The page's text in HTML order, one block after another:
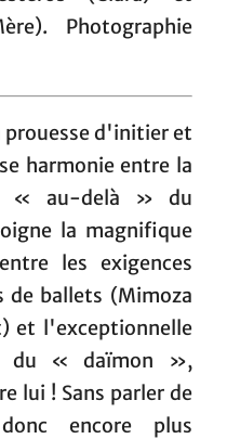
Photographie
prouesse d'initier et
harmonie entre la
« au-delà » du
la magnifique
les exigences
de ballets (Mimoza
et l'exceptionnelle
du « daïmon »,
lui ! Sans parler de
encore plus